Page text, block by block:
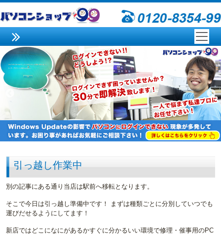
引っ越し作業中
別の記事にある通り当店は駅前へ移転となります。
そこで今日は引っ越し準備中です！ まずは種類ごとに分別していつでも
運びだせるようにしてます！
新店ではどこになにがあるかすぐに分かるいい環境で修理・催事用のPC